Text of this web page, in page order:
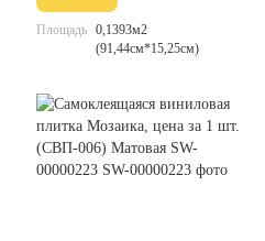
Площадь 0,1393м2
(91,44см*15,25см)